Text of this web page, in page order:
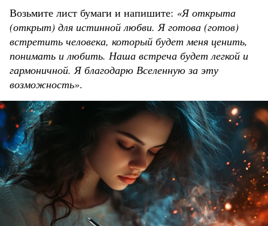
Возьмите лист бумаги и напишите: «Я открыта
(открыт) для истинной любви. Я готова (готов)
встретить человека, который будет меня ценить,
понимать и любить. Наша встреча будет легкой и
гармоничной. Я благодарю Вселенную за эту
возможность».